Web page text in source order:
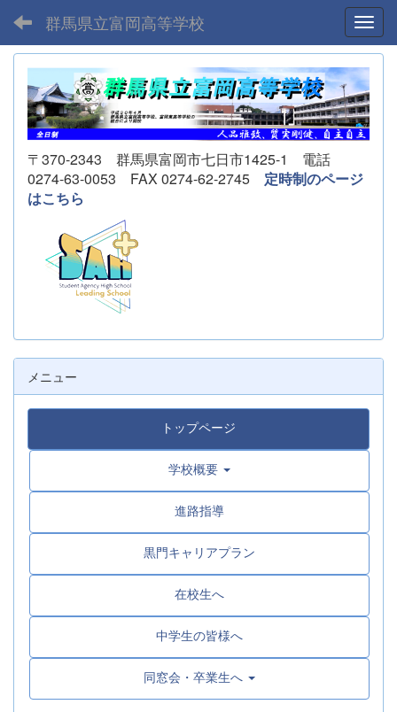
群馬県立富岡高等学校
〒370-2343 群馬県富岡市七日市1425-1 電話
0274-63-0053 FAX 0274-62-2745 定時制のページ
はこちら
メニュー
トップページ
学校概要
進路指導
黒門キャリアプラン
在校生へ
中学生の皆様へ
同窓会・卒業生へ